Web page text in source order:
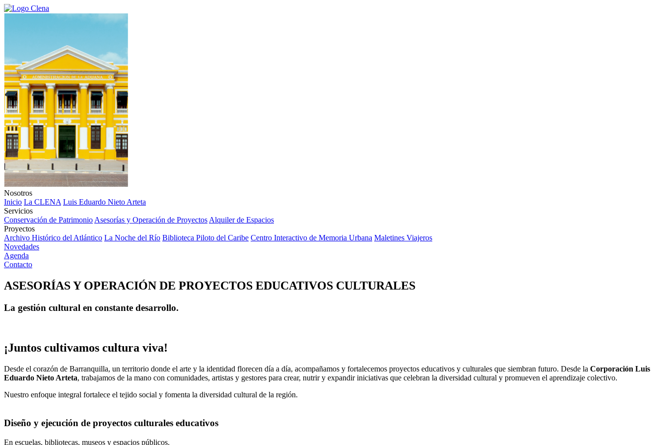
Nosotros
Inicio La CLENA Luis Eduardo Nieto Arteta
Servicios
Conservación de Patrimonio Asesorías y Operación de Proyectos Alquiler de Espacios
Proyectos
Archivo Histórico del Atlántico La Noche del Río Biblioteca Piloto del Caribe Centro Interactivo de Memoria Urbana Maletines Viajeros
Novedades
Agenda
Contacto
ASESORÍAS Y OPERACIÓN DE PROYECTOS EDUCATIVOS CULTURALES
La gestión cultural en constante desarrollo.
¡Juntos cultivamos cultura viva!
Desde el corazón de Barranquilla, un territorio donde el arte y la identidad florecen día a día, acompañamos y fortalecemos proyectos educativos y culturales que siembran futuro. Desde la Corporación Luis
Eduardo Nieto Arteta, trabajamos de la mano con comunidades, artistas y gestores para crear, nutrir y expandir iniciativas que celebran la diversidad cultural y promueven el aprendizaje colectivo.
Nuestro enfoque integral fortalece el tejido social y fomenta la diversidad cultural de la región.
Diseño y ejecución de proyectos culturales educativos
En escuelas, bibliotecas, museos y espacios públicos.